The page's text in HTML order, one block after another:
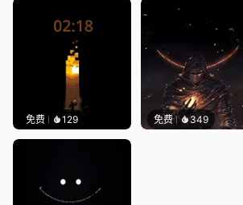
免费 129 免费 349